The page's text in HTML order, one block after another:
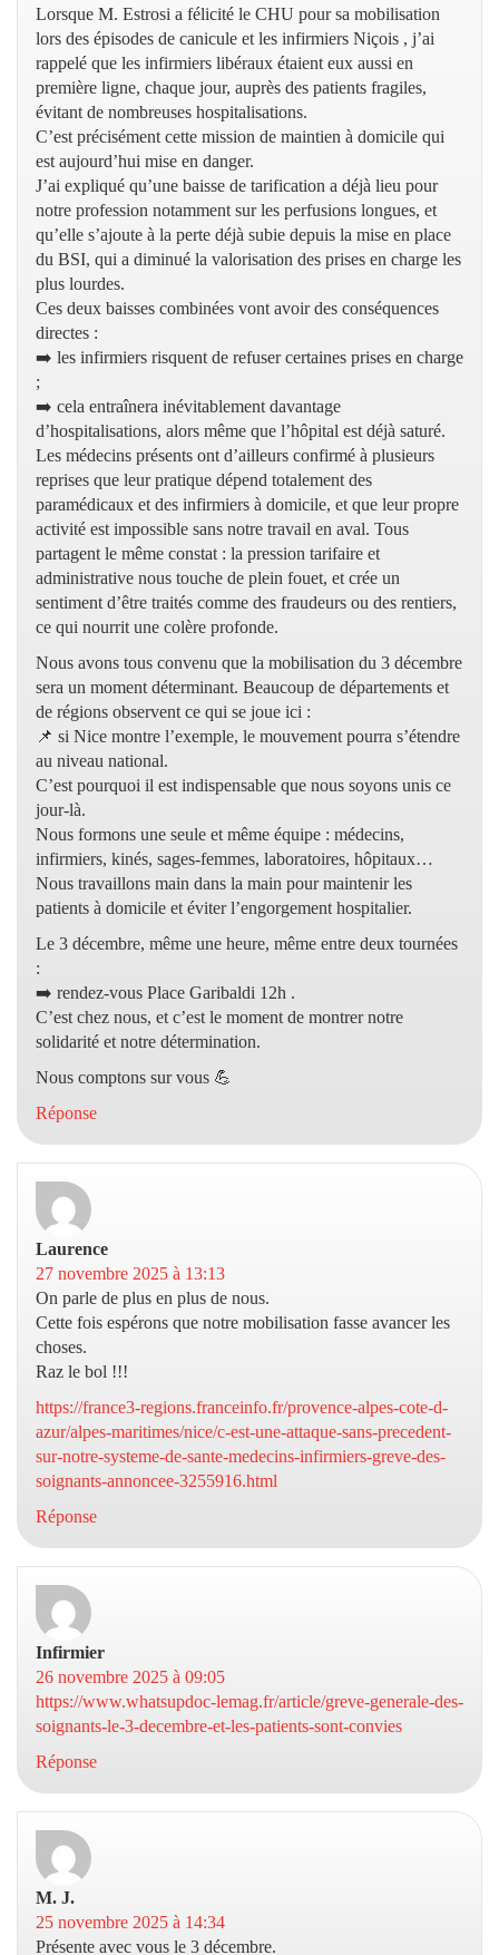
Lorsque M. Estrosi a félicité le CHU pour sa mobilisation
lors des épisodes de canicule et les infirmiers Niçois , j’ai
rappelé que les infirmiers libéraux étaient eux aussi en
première ligne, chaque jour, auprès des patients fragiles,
évitant de nombreuses hospitalisations.
C’est précisément cette mission de maintien à domicile qui
est aujourd’hui mise en danger.
J’ai expliqué qu’une baisse de tarification a déjà lieu pour
notre profession notamment sur les perfusions longues, et
qu’elle s’ajoute à la perte déjà subie depuis la mise en place
du BSI, qui a diminué la valorisation des prises en charge les
plus lourdes.
Ces deux baisses combinées vont avoir des conséquences
directes :
➡️ les infirmiers risquent de refuser certaines prises en charge
;
➡️ cela entraînera inévitablement davantage
d’hospitalisations, alors même que l’hôpital est déjà saturé.
Les médecins présents ont d’ailleurs confirmé à plusieurs
reprises que leur pratique dépend totalement des
paramédicaux et des infirmiers à domicile, et que leur propre
activité est impossible sans notre travail en aval. Tous
partagent le même constat : la pression tarifaire et
administrative nous touche de plein fouet, et crée un
sentiment d’être traités comme des fraudeurs ou des rentiers,
ce qui nourrit une colère profonde.
Nous avons tous convenu que la mobilisation du 3 décembre
sera un moment déterminant. Beaucoup de départements et
de régions observent ce qui se joue ici :
📌 si Nice montre l’exemple, le mouvement pourra s’étendre
au niveau national.
C’est pourquoi il est indispensable que nous soyons unis ce
jour-là.
Nous formons une seule et même équipe : médecins,
infirmiers, kinés, sages-femmes, laboratoires, hôpitaux…
Nous travaillons main dans la main pour maintenir les
patients à domicile et éviter l’engorgement hospitalier.
Le 3 décembre, même une heure, même entre deux tournées
:
➡️ rendez-vous Place Garibaldi 12h .
C’est chez nous, et c’est le moment de montrer notre
solidarité et notre détermination.
Nous comptons sur vous 💪
Réponse
Laurence
27 novembre 2025 à 13:13
On parle de plus en plus de nous.
Cette fois espérons que notre mobilisation fasse avancer les
choses.
Raz le bol !!!
https://france3-regions.franceinfo.fr/provence-alpes-cote-d-
azur/alpes-maritimes/nice/c-est-une-attaque-sans-precedent-
sur-notre-systeme-de-sante-medecins-infirmiers-greve-des-
soignants-annoncee-3255916.html
Réponse
Infirmier
26 novembre 2025 à 09:05
https://www.whatsupdoc-lemag.fr/article/greve-generale-des-
soignants-le-3-decembre-et-les-patients-sont-convies
Réponse
M. J.
25 novembre 2025 à 14:34
Présente avec vous le 3 décembre.